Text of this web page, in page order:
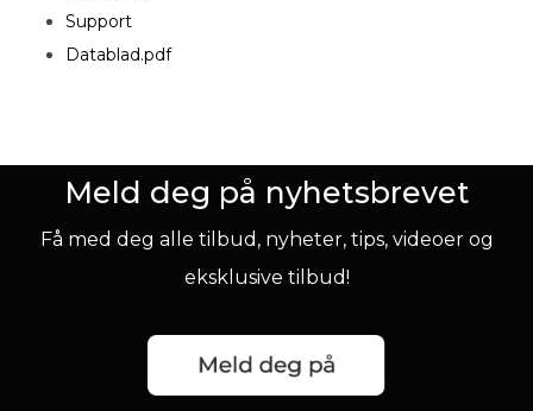
Support
Datablad.pdf
Meld deg på nyhetsbrevet
Få med deg alle tilbud, nyheter, tips, videoer og
eksklusive tilbud!